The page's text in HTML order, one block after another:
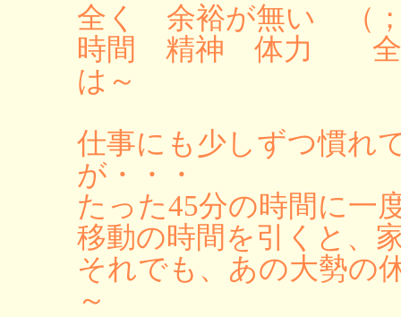
全く 余裕が無い （
時間 精神 体力
は～
仕事にも少しずつ慣れ
が・・・
たった45分の時間に一
移動の時間を引くと、
それでも、あの大勢の
～